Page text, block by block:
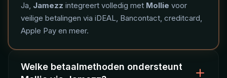
Ja, Jamezz integreert volledig met Mollie voor
veilige betalingen via iDEAL, Bancontact, creditcard,
Apple Pay en meer.
Welke betaalmethoden ondersteunt